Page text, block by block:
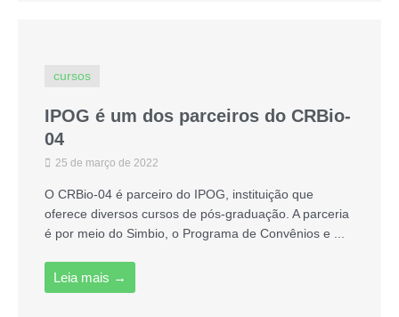
cursos
IPOG é um dos parceiros do CRBio-
04
25 de março de 2022
O CRBio-04 é parceiro do IPOG, instituição que
oferece diversos cursos de pós-graduação. A parceria
é por meio do Simbio, o Programa de Convênios e ...
Leia mais →